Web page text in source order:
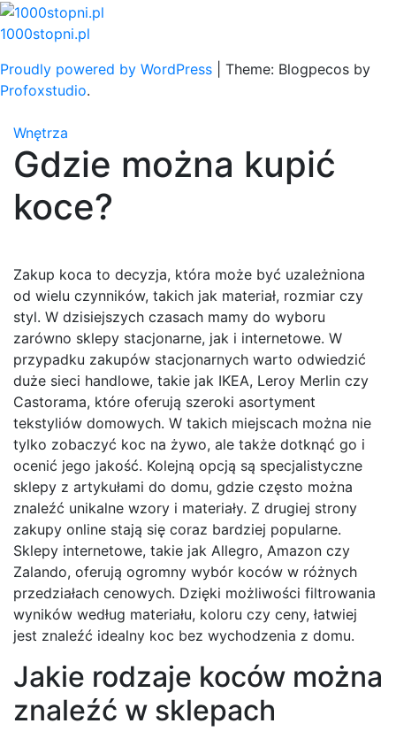
Skip
to
1000stopni.pl
Proudly powered by WordPress
Theme: Blogpecos by
Profoxstudio.
Wnętrza
Gdzie można kupić
koce?
Zakup koca to decyzja, która może być uzależniona
od wielu czynników, takich jak materiał, rozmiar czy
styl. W dzisiejszych czasach mamy do wyboru
zarówno sklepy stacjonarne, jak i internetowe. W
przypadku zakupów stacjonarnych warto odwiedzić
duże sieci handlowe, takie jak IKEA, Leroy Merlin czy
Castorama, które oferują szeroki asortyment
tekstyliów domowych. W takich miejscach można nie
tylko zobaczyć koc na żywo, ale także dotknąć go i
ocenić jego jakość. Kolejną opcją są specjalistyczne
sklepy z artykułami do domu, gdzie często można
znaleźć unikalne wzory i materiały. Z drugiej strony
zakupy online stają się coraz bardziej popularne.
Sklepy internetowe, takie jak Allegro, Amazon czy
Zalando, oferują ogromny wybór koców w różnych
przedziałach cenowych. Dzięki możliwości filtrowania
wyników według materiału, koloru czy ceny, łatwiej
jest znaleźć idealny koc bez wychodzenia z domu.
Jakie rodzaje koców można
znaleźć w sklepach